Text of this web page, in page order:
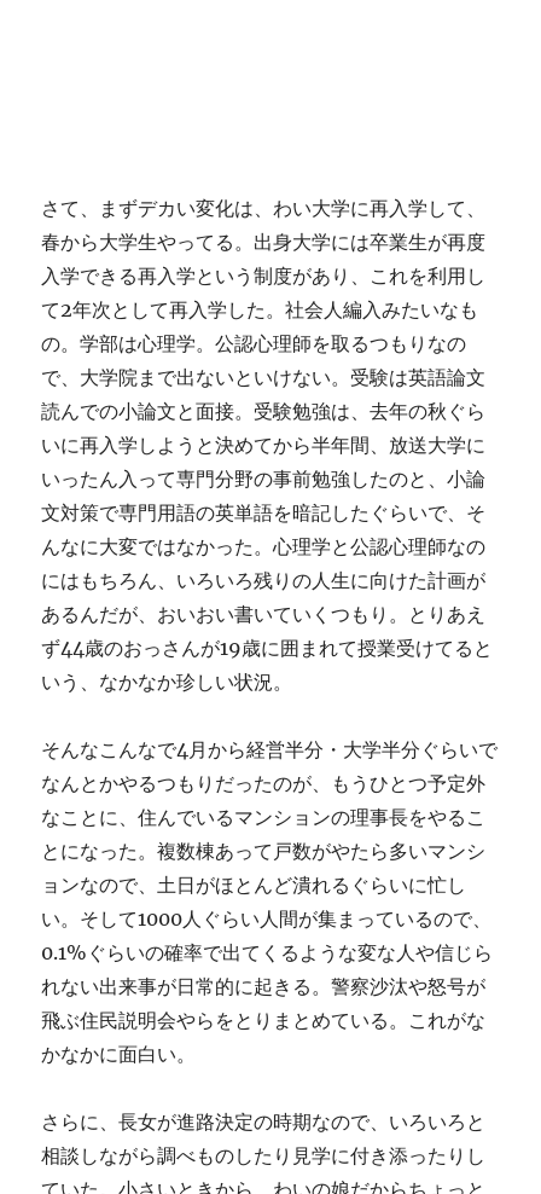
さて、まずデカい変化は、わい大学に再入学して、
春から大学生やってる。出身大学には卒業生が再度
入学できる再入学という制度があり、これを利用し
て2年次として再入学した。社会人編入みたいなも
の。学部は心理学。公認心理師を取るつもりなの
で、大学院まで出ないといけない。受験は英語論文
読んでの小論文と面接。受験勉強は、去年の秋ぐら
いに再入学しようと決めてから半年間、放送大学に
いったん入って専門分野の事前勉強したのと、小論
文対策で専門用語の英単語を暗記したぐらいで、そ
んなに大変ではなかった。心理学と公認心理師なの
にはもちろん、いろいろ残りの人生に向けた計画が
あるんだが、おいおい書いていくつもり。とりあえ
ず44歳のおっさんが19歳に囲まれて授業受けてると
いう、なかなか珍しい状況。
そんなこんなで4月から経営半分・大学半分ぐらいで
なんとかやるつもりだったのが、もうひとつ予定外
なことに、住んでいるマンションの理事長をやるこ
とになった。複数棟あって戸数がやたら多いマンシ
ョンなので、土日がほとんど潰れるぐらいに忙し
い。そして1000人ぐらい人間が集まっているので、
0.1%ぐらいの確率で出てくるような変な人や信じら
れない出来事が日常的に起きる。警察沙汰や怒号が
飛ぶ住民説明会やらをとりまとめている。これがな
かなかに面白い。
さらに、長女が進路決定の時期なので、いろいろと
相談しながら調べものしたり見学に付き添ったりし
ていた。小さいときから、わいの娘だからちょっと